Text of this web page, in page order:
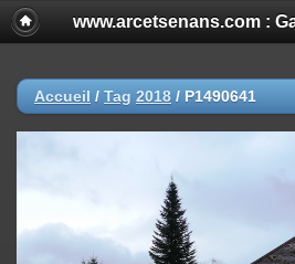
www.arcetsenans.com :
Accueil / Tag 2018 / P1490641